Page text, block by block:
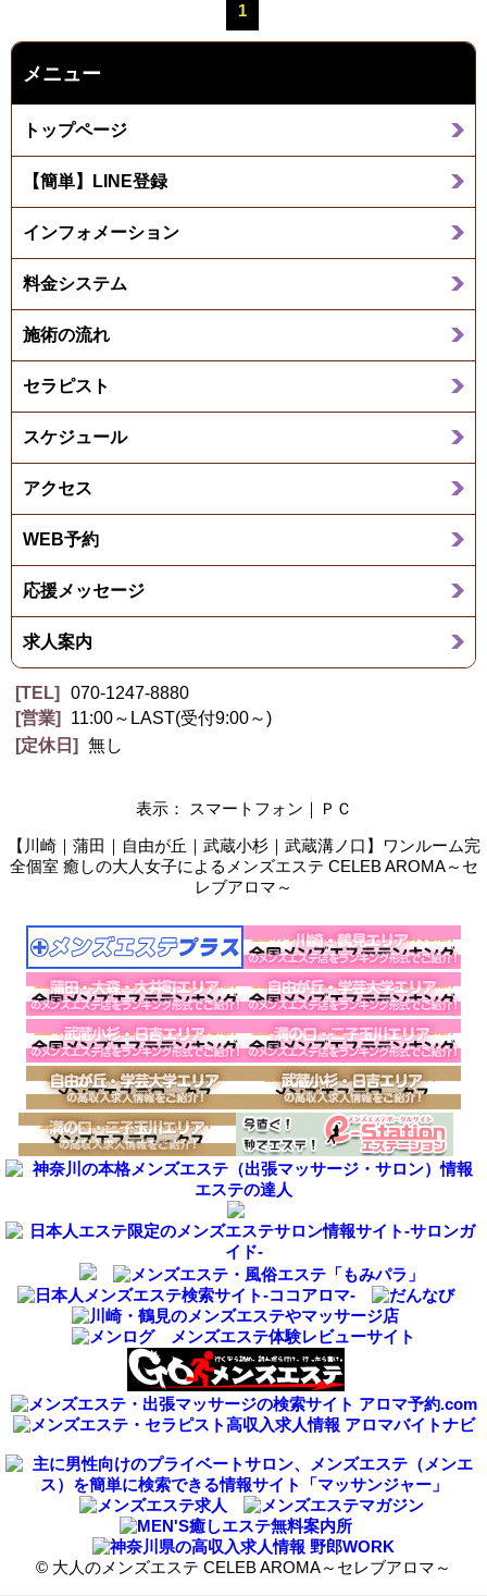
1
メニュー
トップページ
【簡単】LINE登録
インフォメーション
料金システム
施術の流れ
セラピスト
スケジュール
アクセス
WEB予約
応援メッセージ
求人案内
TEL
070-1247-8880
営業
11:00～LAST(受付9:00～)
定休日
無し
表示： スマートフォン｜
ＰＣ
【川崎｜蒲田｜自由が丘｜武蔵小杉｜武蔵溝ノ口】ワンルーム完
全個室 癒しの大人女子によるメンズエステ CELEB AROMA～セ
レブアロマ～
© 大人のメンズエステ CELEB AROMA～セレブアロマ～